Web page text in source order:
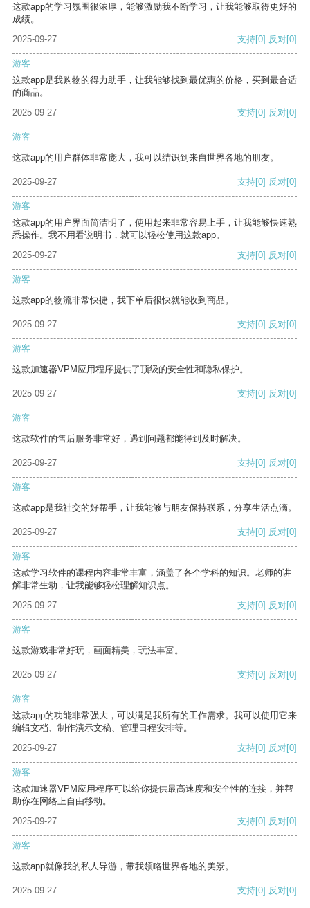
这款app的学习氛围很浓厚，能够激励我不断学习，让我能够取得更好的
成绩。
2025-09-27
支持[0] 反对[0]
游客
这款app是我购物的得力助手，让我能够找到最优惠的价格，买到最合适
的商品。
2025-09-27
支持[0] 反对[0]
游客
这款app的用户群体非常庞大，我可以结识到来自世界各地的朋友。
2025-09-27 支持[0] 反对[0]
游客
这款app的用户界面简洁明了，使用起来非常容易上手，让我能够快速熟
悉操作。我不用看说明书，就可以轻松使用这款app。
2025-09-27
支持[0] 反对[0]
游客
这款app的物流非常快捷，我下单后很快就能收到商品。
2025-09-27 支持[0] 反对[0]
游客
这款加速器VPM应用程序提供了顶级的安全性和隐私保护。
2025-09-27 支持[0] 反对[0]
游客
这款软件的售后服务非常好，遇到问题都能得到及时解决。
2025-09-27 支持[0] 反对[0]
游客
这款app是我社交的好帮手，让我能够与朋友保持联系，分享生活点滴。
2025-09-27 支持[0] 反对[0]
游客
这款学习软件的课程内容非常丰富，涵盖了各个学科的知识。老师的讲
解非常生动，让我能够轻松理解知识点。
2025-09-27
支持[0] 反对[0]
游客
这款游戏非常好玩，画面精美，玩法丰富。
2025-09-27 支持[0] 反对[0]
游客
这款app的功能非常强大，可以满足我所有的工作需求。我可以使用它来
编辑文档、制作演示文稿、管理日程安排等。
2025-09-27
支持[0] 反对[0]
游客
这款加速器VPM应用程序可以给你提供最高速度和安全性的连接，并帮
助你在网络上自由移动。
2025-09-27
支持[0] 反对[0]
游客
这款app就像我的私人导游，带我领略世界各地的美景。
2025-09-27 支持[0] 反对[0]